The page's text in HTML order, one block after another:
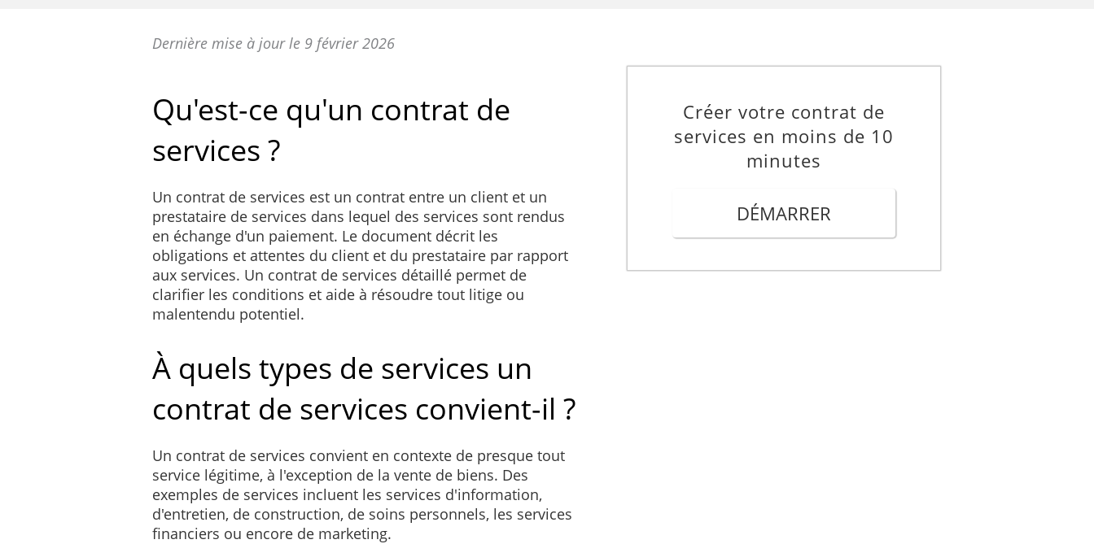
Dernière mise à jour le 9 février 2026
Qu'est-ce qu'un contrat de
services ?
Un contrat de services est un contrat entre un client et un
prestataire de services dans lequel des services sont rendus
en échange d'un paiement. Le document décrit les
obligations et attentes du client et du prestataire par rapport
aux services. Un contrat de services détaillé permet de
clarifier les conditions et aide à résoudre tout litige ou
malentendu potentiel.
À quels types de services un
contrat de services convient-il ?
Un contrat de services convient en contexte de presque tout
service légitime, à l'exception de la vente de biens. Des
exemples de services incluent les services d'information,
d'entretien, de construction, de soins personnels, les services
financiers ou encore de marketing.
Créer votre contrat de
services en moins de 10
minutes
DÉMARRER